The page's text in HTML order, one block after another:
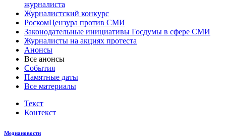
журналиста
Журналистский конкурс
РоскомЦензура против СМИ
Законодательные инициативы Госдумы в сфере СМИ
Журналисты на акциях протеста
Анонсы
Все анонсы
События
Памятные даты
Все материалы
Текст
Контекст
Медиановости